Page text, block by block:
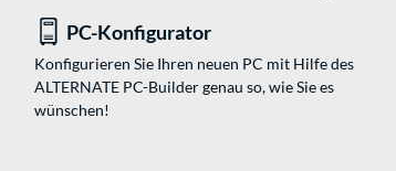
PC-Konfigurator
Konfigurieren Sie Ihren neuen PC mit Hilfe des
ALTERNATE PC-Builder genau so, wie Sie es
wünschen!